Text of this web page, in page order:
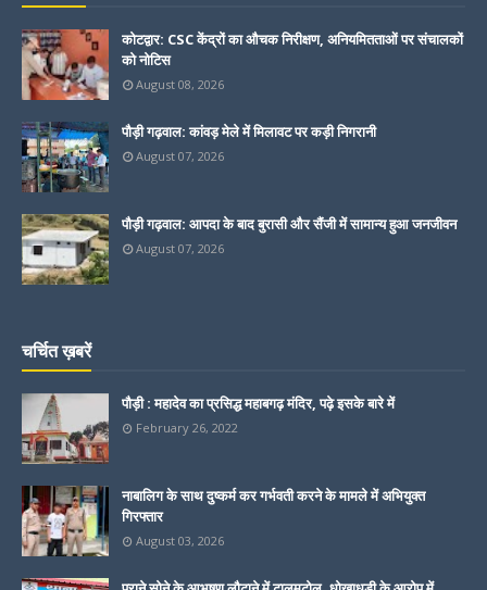
कोटद्वार: CSC केंद्रों का औचक निरीक्षण, अनियमितताओं पर संचालकों
को नोटिस
August 08, 2026
पौड़ी गढ़वाल: कांवड़ मेले में मिलावट पर कड़ी निगरानी
August 07, 2026
पौड़ी गढ़वाल: आपदा के बाद बुरासी और सैंजी में सामान्य हुआ जनजीवन
August 07, 2026
चर्चित ख़बरें
पौड़ी : महादेव का प्रसिद्ध महाबगढ़ मंदिर, पढ़े इसके बारे में
February 26, 2022
नाबालिग के साथ दुष्कर्म कर गर्भवती करने के मामले में अभियुक्त
गिरफ्तार
August 03, 2026